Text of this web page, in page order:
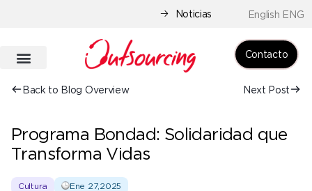
Noticias English ENG
Contacto
Back to Blog Overview Next Post
Programa Bondad: Solidaridad que
Transforma Vidas
Cultura Ene 27,2025